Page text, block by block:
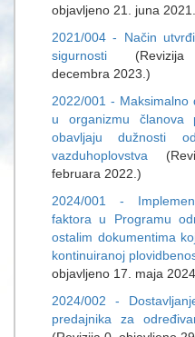
objavljeno 21. juna
2021/004 - Način
sigurnosti
decembra 2023.)
2022/001 - Maksimalno
u organizmu članova
obavljaju dužnosti
vazduhoplovstva
februara 2022.)
2024/001 -
faktora u Programu
ostalim dokumentima
kontinuiranoj
objavljeno 17. maja
2024/002 -
predajnika za